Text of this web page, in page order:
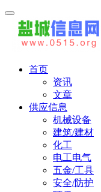
首页
资讯
文章
供应信息
机械设备
建筑/建材
化工
电工电气
五金/工具
安全/防护